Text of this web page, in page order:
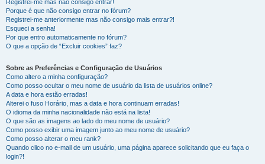
Registrei-me mas não consigo entrar!
Porque é que não consigo entrar no fórum?
Registrei-me anteriormente mas não consigo mais entrar?!
Esqueci a senha!
Por que entro automaticamente no fórum?
O que a opção de “Excluir cookies” faz?
Sobre as Preferências e Configuração de Usuários
Como altero a minha configuração?
Como posso ocultar o meu nome de usuário da lista de usuários online?
A data e hora estão erradas!
Alterei o fuso Horário, mas a data e hora continuam erradas!
O idioma da minha nacionalidade não está na lista!
O que são as imagens ao lado do meu nome de usuário?
Como posso exibir uma imagem junto ao meu nome de usuário?
Como posso alterar o meu rank?
Quando clico no e-mail de um usuário, uma página aparece solicitando que eu faça o
login?!